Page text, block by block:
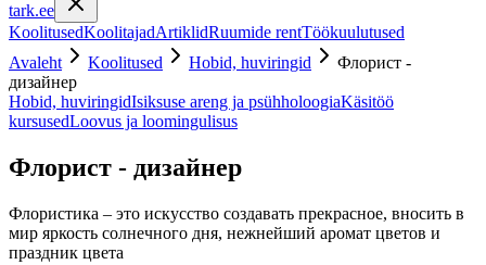
tark.ee
KoolitusedKoolitajadArtiklidRuumide rentTöökuulutused
Avaleht
Koolitused Hobid, huviringid
Флорист -
дизайнер
Hobid, huviringidIsiksuse areng ja psühholoogiaKäsitöö
kursusedLoovus ja loomingulisus
Флорист - дизайнер
Флористика – это искусство создавать прекрасное, вносить в
мир яркость солнечного дня, нежнейший аромат цветов и
праздник цвета